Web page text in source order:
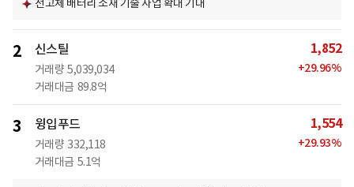
전고체 배터리 소재 기술 사업 확대 기대
2 신스틸
거래량 5,039,034
거래대금 89.8억
1,852
+29.96%
3 윙입푸드
거래량 332,118
거래대금 5.1억
1,554
+29.93%